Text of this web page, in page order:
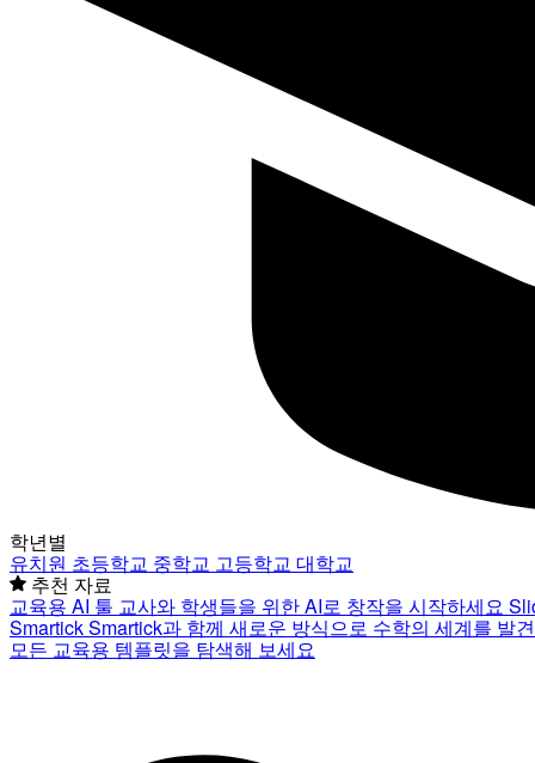
학년별
유치원 초등학교 중학교 고등학교 대학교
추천 자료
교육용 AI 툴 교사와 학생들을 위한 AI로 창작을 시작하세요
SmartickSmartick과 함께 새로운 방식으로 수학의 세계를 발
모든 교육용 템플릿을 탐색해 보세요